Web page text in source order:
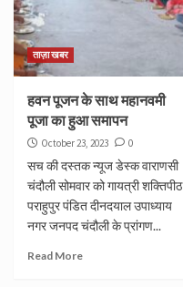
ताज़ा खबर
हवन पूजन के साथ महानवमी
पूजा का हुआ समापन
October 23, 2023 0
सच की दस्तक न्यूज डेस्क वाराणसी
चंदौली सोमवार को गायत्री शक्तिपीठ
पराहुपुर पंडित दीनदयाल उपाध्याय
नगर जनपद चंदौली के प्रांगण...
Read More